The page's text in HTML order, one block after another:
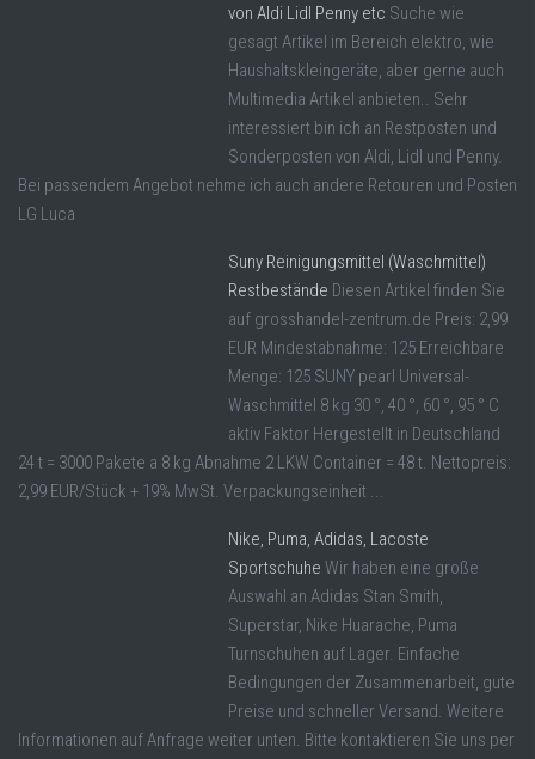
von Aldi Lidl Penny etc Suche wie
gesagt Artikel im Bereich elektro, wie
Haushaltskleingeräte, aber gerne auch
Multimedia Artikel anbieten.. Sehr
interessiert bin ich an Restposten und
Sonderposten von Aldi, Lidl und Penny.
Bei passendem Angebot nehme ich auch andere Retouren und Posten
LG Luca
Suny Reinigungsmittel (Waschmittel)
Restbestände Diesen Artikel finden Sie
auf grosshandel-zentrum.de Preis: 2,99
EUR Mindestabnahme: 125 Erreichbare
Menge: 125 SUNY pearl Universal-
Waschmittel 8 kg 30 °, 40 °, 60 °, 95 ° C
aktiv Faktor Hergestellt in Deutschland
24 t = 3000 Pakete a 8 kg Abnahme 2 LKW Container = 48 t. Nettopreis:
2,99 EUR/Stück + 19% MwSt. Verpackungseinheit ...
Nike, Puma, Adidas, Lacoste
Sportschuhe Wir haben eine große
Auswahl an Adidas Stan Smith,
Superstar, Nike Huarache, Puma
Turnschuhen auf Lager. Einfache
Bedingungen der Zusammenarbeit, gute
Preise und schneller Versand. Weitere
Informationen auf Anfrage weiter unten. Bitte kontaktieren Sie uns per